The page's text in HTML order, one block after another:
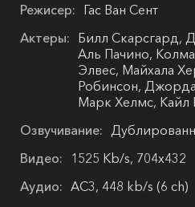
Режисер: Гас Ван Сент
Актеры: Билл Скарсгард,
Аль Пачино,
Элвес, Майхала
Робинсон,
Марк Хелмс, Кайл
Озвучивание:
Видео:
1525 Kb/s, 704x432
Аудио: AC3, 448 kb/s (6 ch)